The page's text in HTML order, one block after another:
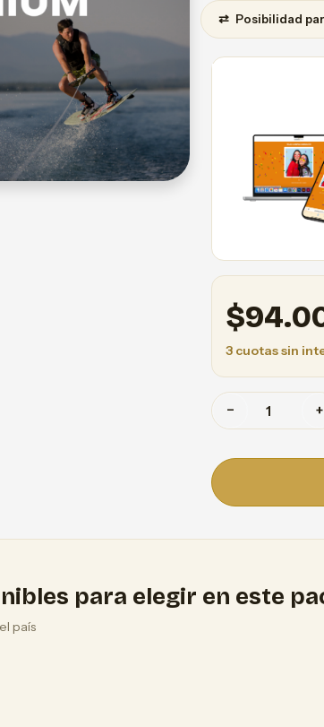
⇄ Posibilidad
$
3 cuotas sin
− +
para elegir en este
país